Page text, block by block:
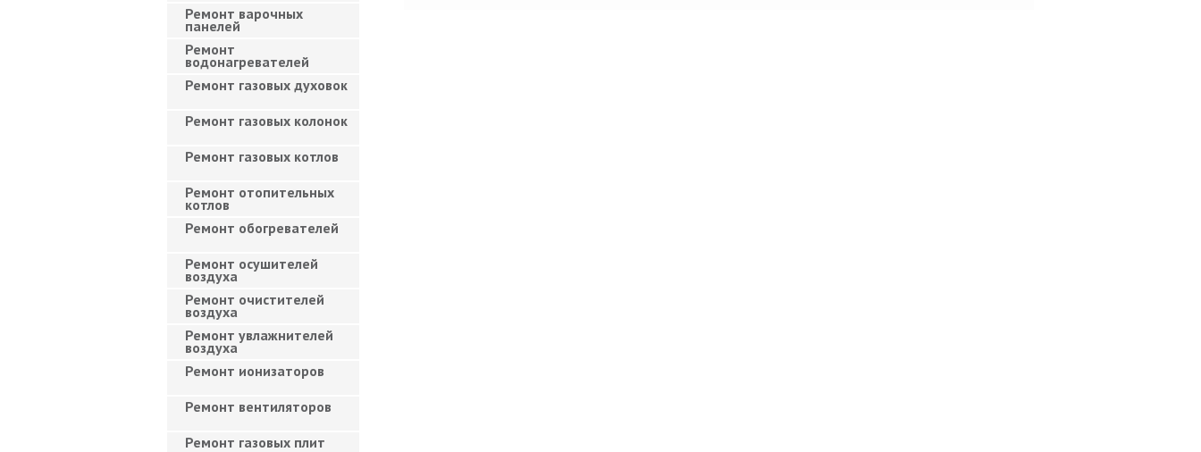
Ремонт варочных
панелей
Ремонт
водонагревателей
Ремонт газовых духовок
Ремонт газовых колонок
Ремонт газовых котлов
Ремонт отопительных
котлов
Ремонт обогревателей
Ремонт осушителей
воздуха
Ремонт очистителей
воздуха
Ремонт увлажнителей
воздуха
Ремонт ионизаторов
Ремонт вентиляторов
Ремонт газовых плит